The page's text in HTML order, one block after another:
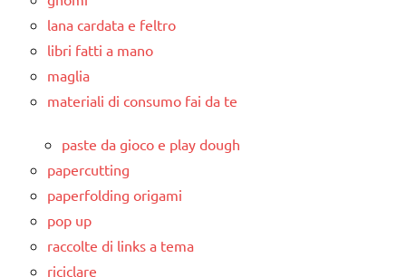
lana cardata e feltro
libri fatti a mano
maglia
materiali di consumo fai da te
paste da gioco e play dough
papercutting
paperfolding origami
pop up
raccolte di links a tema
riciclare